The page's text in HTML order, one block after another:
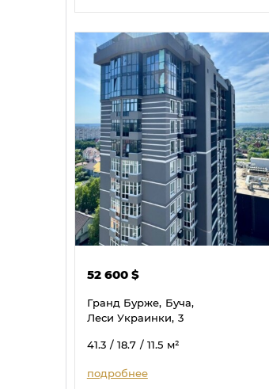
52 600 $
Гранд Бурже, Буча,
Леси Украинки, 3
41.3 / 18.7 / 11.5 м²
подробнее